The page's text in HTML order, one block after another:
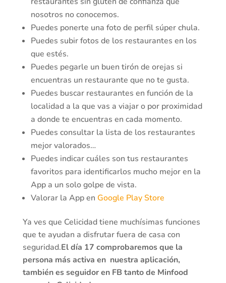
nosotros no conocemos.
Puedes ponerte una foto de perfil súper chula.
Puedes subir fotos de los restaurantes en los
que estés.
Puedes pegarle un buen tirón de orejas si
encuentras un restaurante que no te gusta.
Puedes buscar restaurantes en función de la
localidad a la que vas a viajar o por proximidad
a donde te encuentras en cada momento.
Puedes consultar la lista de los restaurantes
mejor valorados…
Puedes indicar cuáles son tus restaurantes
favoritos para identificarlos mucho mejor en la
App a un solo golpe de vista.
Valorar la App en Google Play Store
Ya ves que Celicidad tiene muchísimas funciones
que te ayudan a disfrutar fuera de casa con
seguridad.El día 17 comprobaremos que la
persona más activa en nuestra aplicación,
también es seguidor en FB tanto de Minfood